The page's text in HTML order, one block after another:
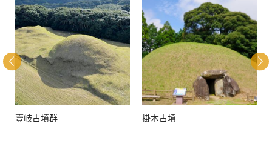
壹岐古墳群 掛木古墳